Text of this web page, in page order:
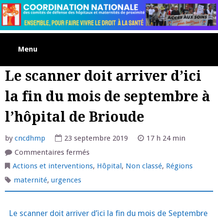
Skip
to
content
Menu
Le scanner doit arriver d’ici
la fin du mois de septembre à
l’hôpital de Brioude
by cncdhmp 23 septembre 2019
17 h 24 min
Commentaires ferméssur
scanner
doit
la
mois
Actions et interventions, Hôpital , Non classé, Régions
maternité, urgences
Le scanner doit arriver d’ici la fin du mois de Septembre